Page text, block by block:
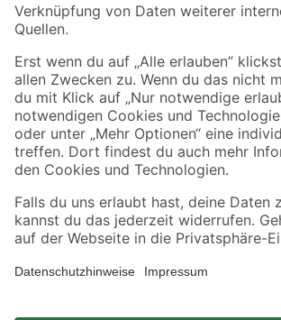
Sicher einkaufen
Jetzt die toom-App herunterladen
Alle Preisangaben in EUR inkl. gesetzl. MwSt.. Die dargestellten
Umständen nicht in allen Märkten verfügbar. Die angegebenen
Produkte nur solange der Vorrat reicht.
*Paketversand ab 59 € versandkostenfrei, gilt nicht für Artikel mit